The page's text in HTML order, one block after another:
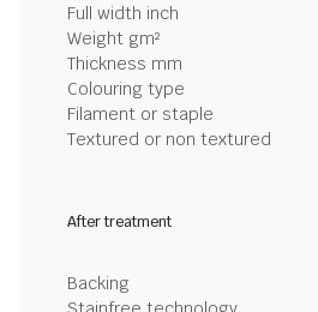
Full width inch
Weight gm²
Thickness mm
Colouring type
Filament or staple
Textured or non textured
After treatment
Backing